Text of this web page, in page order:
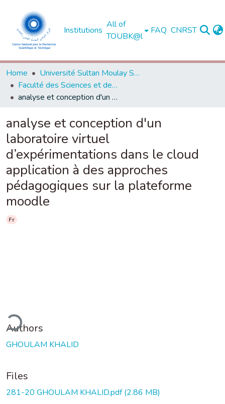
Institutions
All of
TOUBK@l
FAQ CNRST
Home
Université Sultan Moulay Slimane - Béni Mellal
Faculté des Sciences et des Techniques, Béni Mellal
analyse et conception d'un laboratoire virtuel d’expérimentations dans le cloud application à des approches pédagogiques sur la plateforme moodle
analyse et conception d'un
laboratoire virtuel
d’expérimentations dans le cloud
application à des approches
pédagogiques sur la plateforme
moodle
Fr
Authors
GHOULAM KHALID
Files
281-20 GHOULAM KHALID.pdf(2.86 MB)